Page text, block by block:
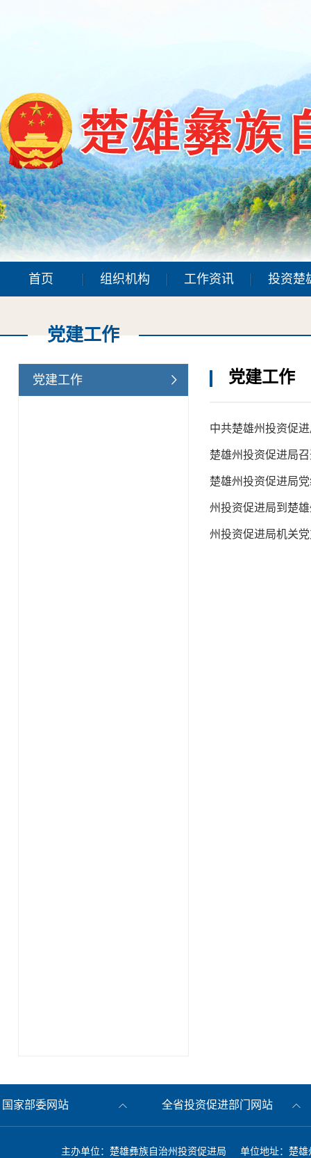
首页 组织机构 工作资讯 投资楚
党建工作
党建工作 党建工作
中共楚雄州投资促
楚雄州投资促进局
楚雄州投资促进局
州投资促进局到楚
州投资促进局机关
国家部委网站 全省投资促进部门网站
主办单位：楚雄彝族自治州投资促进局 单位地址：楚